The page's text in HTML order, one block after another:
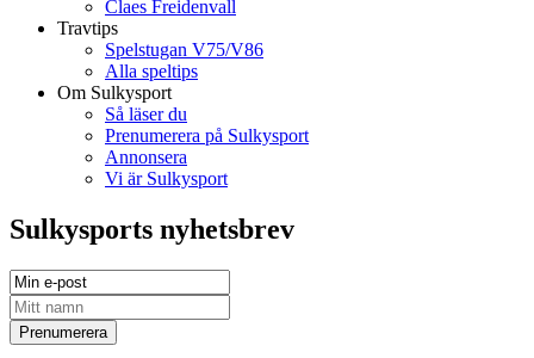
Claes Freidenvall
Travtips
Spelstugan V75/V86
Alla speltips
Om Sulkysport
Så läser du
Prenumerera på Sulkysport
Annonsera
Vi är Sulkysport
Sulkysports nyhetsbrev